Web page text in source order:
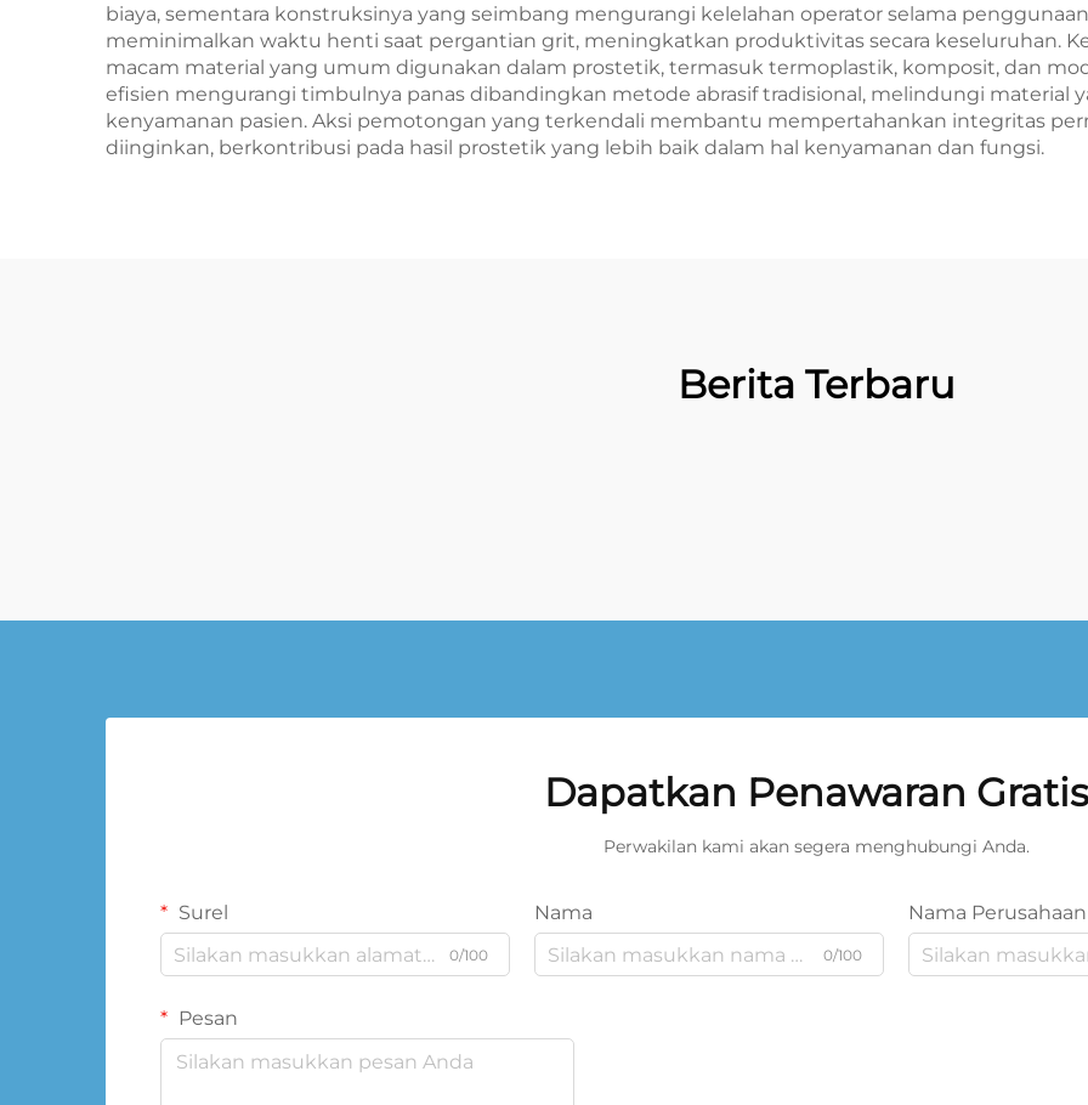
biaya, sementara konstruksinya yang seimbang mengurangi kelelahan operator selama
meminimalkan waktu henti saat pergantian grit, meningkatkan produktivitas secara keseluruhan.
macam material yang umum digunakan dalam prostetik, termasuk termoplastik, komposit, dan
efisien mengurangi timbulnya panas dibandingkan metode abrasif tradisional, melindungi material
kenyamanan pasien. Aksi pemotongan yang terkendali membantu mempertahankan integritas
diinginkan, berkontribusi pada hasil prostetik yang lebih baik dalam hal kenyamanan dan fungsi.
Berita Terbaru
Dapatkan Penawaran Gratis
Perwakilan kami akan segera menghubungi Anda.
Surel
0/100
Nama
0/100
Nama Perusahaan
Pesan